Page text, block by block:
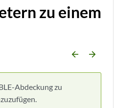
zu einem
arrow_backward arrow_forward
Abdeckung zu